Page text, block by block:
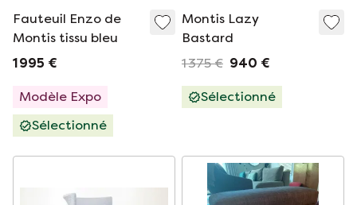
Fauteuil Enzo de
Montis tissu bleu
1 995 €
Modèle Expo
Sélectionné
Montis Lazy
Bastard
1 375 € 940 €
Sélectionné